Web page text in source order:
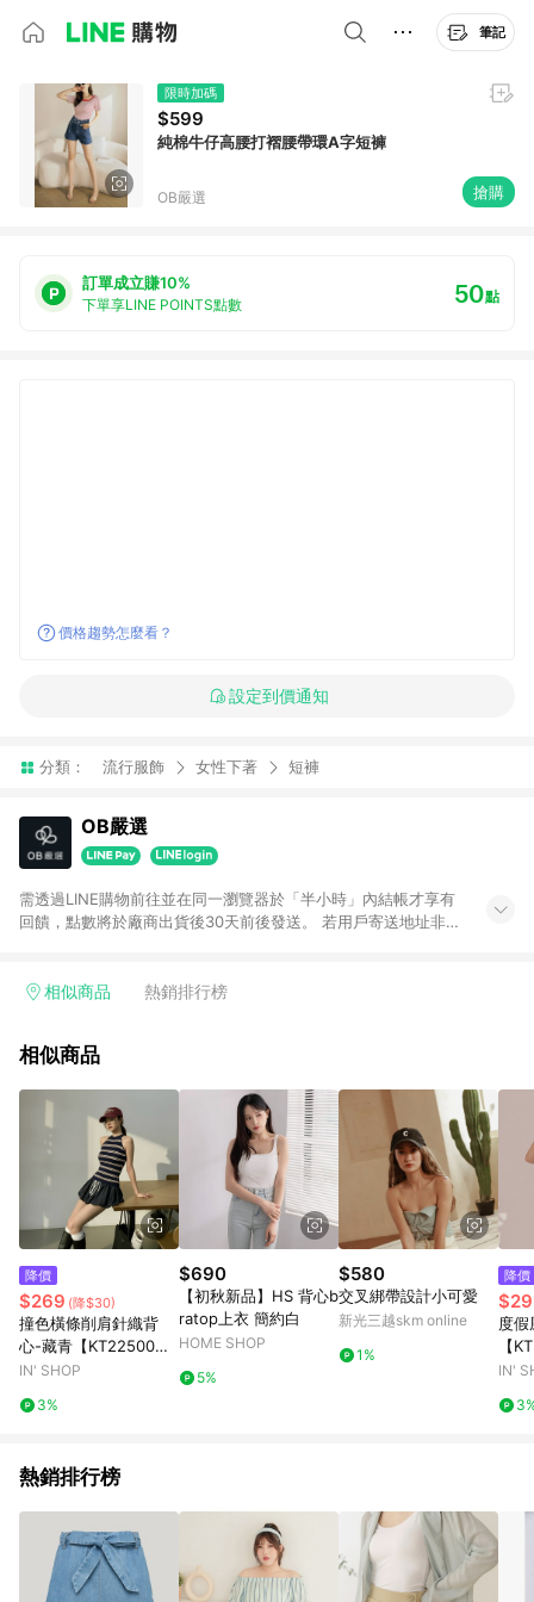
筆記
限時加碼
$599
純棉牛仔高腰打褶腰帶環A字短褲
OB嚴選 搶購
訂單成立賺10%
下單享LINE POINTS點數 50點
價格趨勢怎麼看？
設定到價通知
分類： 流行服飾 女性下著 短褲
OB嚴選
需透過LINE購物前往並在同一瀏覽器於「半小時」內結帳才享有
回饋，點數將於廠商出貨後30天前後發送。 若用戶寄送地址非台
相似商品 熱銷排行榜
相似商品
降價
$269 (降$30)
撞色橫條削肩針織背
心-藏青【KT22500
5】
IN' SHOP
3%
$690
【初秋新品】HS 背心b
ratop上衣 簡約白
HOME SHOP
5%
$580
交叉綁帶設計小可愛
新光三越skm online
1%
降價
度假
【
IN'
熱銷排行榜